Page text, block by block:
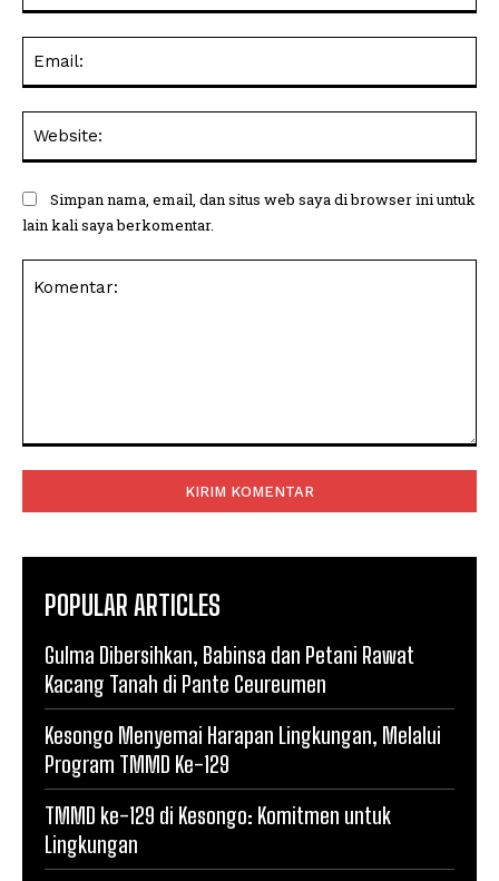
Simpan nama, email, dan situs web saya di browser ini untuk
lain kali saya berkomentar.
POPULAR ARTICLES
Gulma Dibersihkan, Babinsa dan Petani Rawat
Kacang Tanah di Pante Ceureumen
Kesongo Menyemai Harapan Lingkungan, Melalui
Program TMMD Ke-129
TMMD ke-129 di Kesongo: Komitmen untuk
Lingkungan